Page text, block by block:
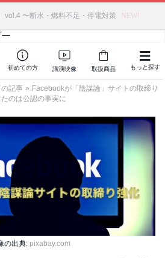
vol.4 〜断水・燃料不足・停電対策 NEW!
初めての方 講演映像 取扱商品 もっと探す
記事 » Facebookが「陰謀論」サイトの取締り
のは公認の事実に
の出典: pixabay.com